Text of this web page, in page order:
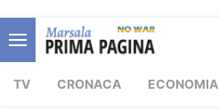
TV CRONACA ECONOMIA